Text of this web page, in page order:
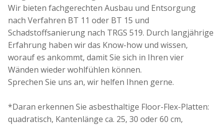
Wir bieten fachgerechten Ausbau und Entsorgung
nach Verfahren BT 11 oder BT 15 und
Schadstoffsanierung nach TRGS 519. Durch langjährige
Erfahrung haben wir das Know-how und wissen,
worauf es ankommt, damit Sie sich in Ihren vier
Wänden wieder wohlfühlen können.
Sprechen Sie uns an, wir helfen Ihnen gerne.
*Daran erkennen Sie asbesthaltige Floor-Flex-Platten:
quadratisch, Kantenlänge ca. 25, 30 oder 60 cm,